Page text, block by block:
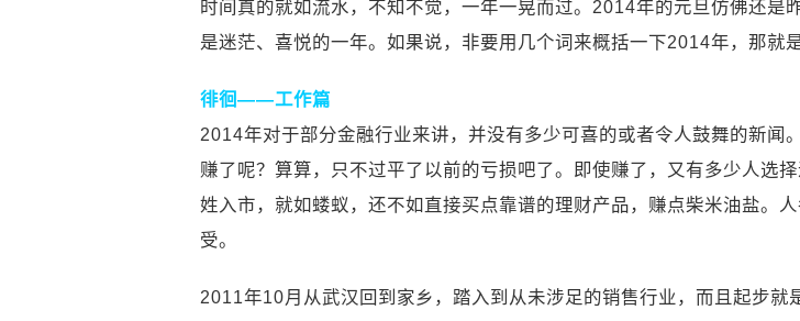
时间真的就如流水，不知不觉，一年一晃而过。2014年的元旦仿佛还
是迷茫、喜悦的一年。如果说，非要用几个词来概括一下2014年，那就
徘徊——工作篇
2014年对于部分金融行业来讲，并没有多少可喜的或者令人鼓舞的新闻
赚了呢？算算，只不过平了以前的亏损吧了。即使赚了，又有多少人选
姓入市，就如蝼蚁，还不如直接买点靠谱的理财产品，赚点柴米油盐。
受。
2011年10月从武汉回到家乡，踏入到从未涉足的销售行业，而且起步